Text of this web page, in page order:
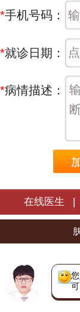
*手机号码：
*就诊日期：
*病情描述：
在线医生 |
长
热
吉ICP备